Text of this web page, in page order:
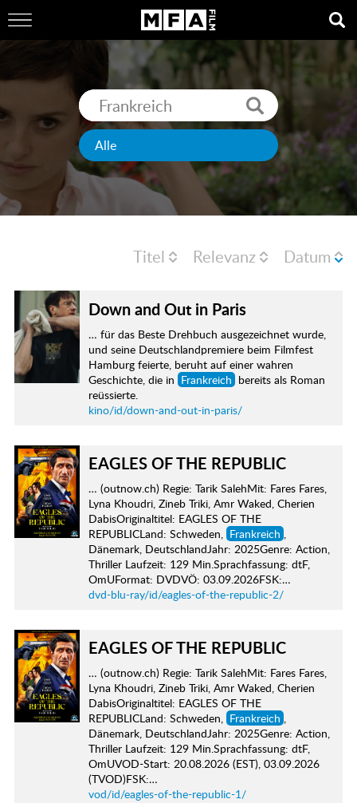
Titel Relevanz Datum
Down and Out in Paris
… für das Beste Drehbuch ausgezeichnet wurde,
und seine Deutschlandpremiere beim Filmfest
Hamburg feierte, beruht auf einer wahren
Geschichte, die in Frankreich bereits als Roman
reüssierte.
kino/id/down-and-out-in-paris/
EAGLES OF THE REPUBLIC
… (outnow.ch) Regie: Tarik SalehMit: Fares Fares,
Lyna Khoudri, Zineb Triki, Amr Waked, Cherien
DabisOriginaltitel: EAGLES OF THE
REPUBLICLand: Schweden, Frankreich ,
Dänemark, DeutschlandJahr: 2025Genre: Action,
Thriller Laufzeit: 129 Min.Sprachfassung: dtF,
OmUFormat: DVDVÖ: 03.09.2026FSK:…
dvd-blu-ray/id/eagles-of-the-republic-2/
EAGLES OF THE REPUBLIC
… (outnow.ch) Regie: Tarik SalehMit: Fares Fares,
Lyna Khoudri, Zineb Triki, Amr Waked, Cherien
DabisOriginaltitel: EAGLES OF THE
REPUBLICLand: Schweden, Frankreich ,
Dänemark, DeutschlandJahr: 2025Genre: Action,
Thriller Laufzeit: 129 Min.Sprachfassung: dtF,
OmUVOD-Start: 20.08.2026 (EST), 03.09.2026
(TVOD)FSK:…
vod/id/eagles-of-the-republic-1/